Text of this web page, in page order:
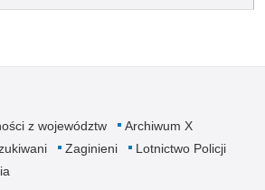
z województw
Archiwum X
Zaginieni
Lotnictwo Policji